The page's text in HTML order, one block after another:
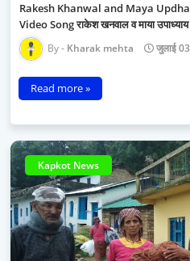
Rakesh Khanwal and Maya
Video Song राकेश खनवाल व माया
Kharak mehta जुलाई
Read more »
Kapkot News